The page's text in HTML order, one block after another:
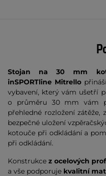
Stojan na 30 mm
inSPORTline Mitrello
vybavení, který vám ušetří
o průměru 30 mm vám
přehledné rozložení zátěže,
bezpečné uložení
kotouče při odkládání a
při odkládání.
Konstrukcez ocelových
a vše podporuje kvalitní